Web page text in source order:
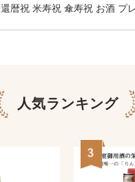
暦祝 米寿祝 傘寿祝 お酒 プ
人気ランキング